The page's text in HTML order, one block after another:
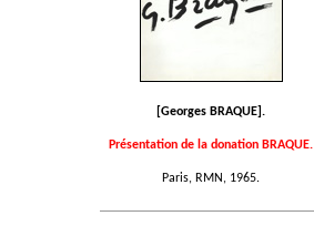
[Georges BRAQUE].
Présentation de la donation BRAQUE.
Paris, RMN, 1965.